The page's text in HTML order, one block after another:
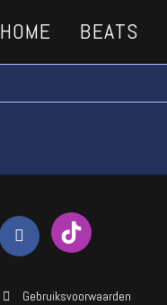
HOME BEATS
Gebruiksvoorwaarden